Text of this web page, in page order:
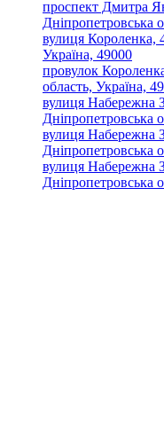
проспект Дмитра
Дніпропетровська
вулиця Короленка,
Україна, 49000
провулок
область, Україна,
вулиця Набережна
Дніпропетровська
вулиця Набережна
Дніпропетровська
вулиця Набережна
Дніпропетровська